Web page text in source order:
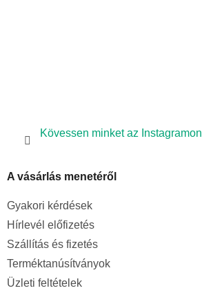
Kövessen minket az Instagramon
A vásárlás menetéről
Gyakori kérdések
Hírlevél előfizetés
Szállítás és fizetés
Terméktanúsítványok
Üzleti feltételek